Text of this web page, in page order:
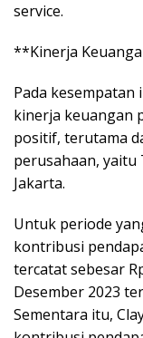
service.
**Kinerja
Pada kesempatan
kinerja keuangan
positif, terutama
perusahaan, yaitu
Jakarta.
Untuk periode
kontribusi
tercatat sebesar
Desember 2023
Sementara itu,